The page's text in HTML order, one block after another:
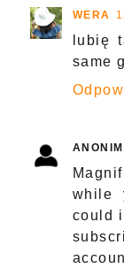
WERA
lubię
same
while
could i